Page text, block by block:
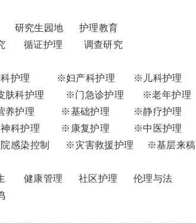
研究生园地 护理教育
循证护理 调查研究
护理 ※妇产科护理 ※儿科护理
肤科护理 ※门急诊护理 ※老年护理
养护理 ※基础护理 ※静疗护理
科护理 ※康复护理 ※中医护理
染控制 ※灾害救援护理 ※基层来稿
健康管理 社区护理 伦理与法